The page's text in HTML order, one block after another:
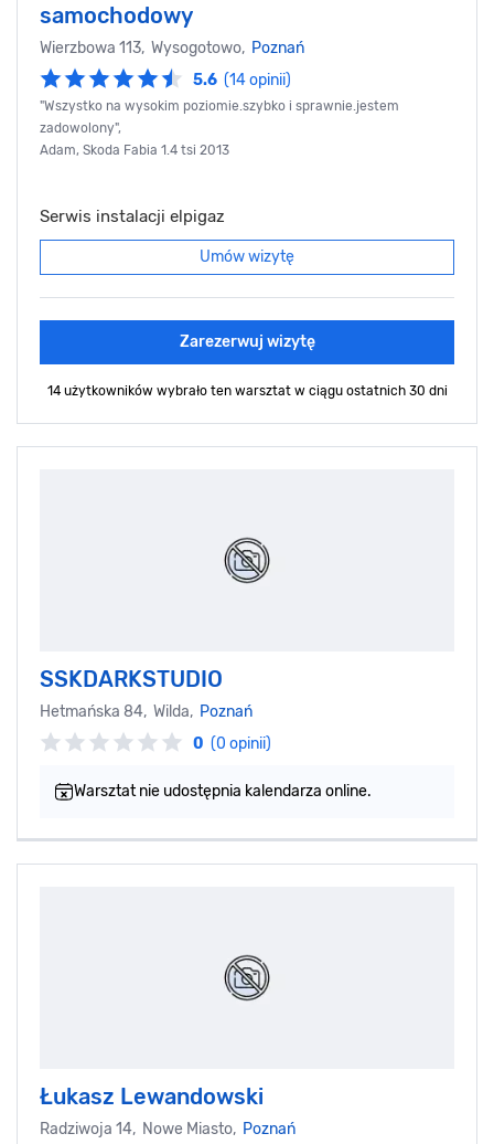
samochodowy
Wierzbowa 113, Wysogotowo, Poznań
5.6 (14 opinii)
"Wszystko na wysokim poziomie.szybko i sprawnie.jestem
zadowolony",
Adam, Skoda Fabia 1.4 tsi 2013
Serwis instalacji elpigaz
Umów wizytę
Zarezerwuj wizytę
14 użytkowników wybrało ten warsztat w ciągu ostatnich 30 dni
SSKDARKSTUDIO
Hetmańska 84, Wilda, Poznań
0 (0 opinii)
Warsztat nie udostępnia kalendarza online.
Łukasz Lewandowski
Radziwoja 14, Nowe Miasto, Poznań